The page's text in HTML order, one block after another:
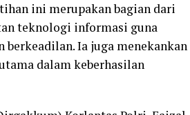
ini merupakan bagian dari
teknologi informasi guna
Ia juga menekankan
dalam keberhasilan